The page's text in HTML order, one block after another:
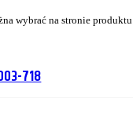
wybrać na stronie produktu
718